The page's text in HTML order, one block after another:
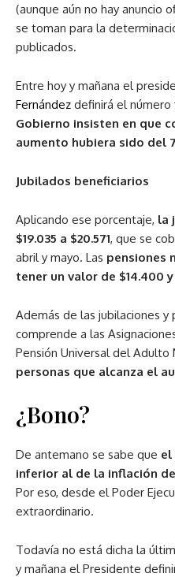
(aunque aún no hay anuncio
se toman para la
publicados.
Entre hoy y mañana el
Fernández definirá el
Gobierno insisten en que
aumento hubiera sido del
Jubilados beneficiarios
Aplicando ese porcentaje, la
$19.035 a $20.571, que se
abril y mayo. Las pensiones
tener un valor de $14.400 y
Además de las jubilaciones y
comprende a las
Pensión Universal del Adulto
personas que alcanza el
¿Bono?
De antemano se sabe que el
inferior al de la inflación
Por eso, desde el Poder
extraordinario.
Todavía no está dicha la
y mañana el Presidente